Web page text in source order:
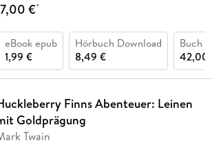
€*
eBook epub
1,99 €
Hörbuch Download
8,49 €
Buch
42,00
Finns Abenteuer: Leinen
Goldprägung
Twain